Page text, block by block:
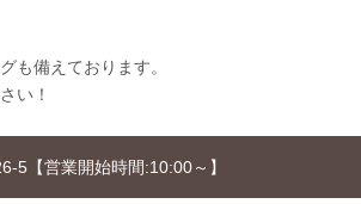
も備えております。
い！
5【営業開始時間:10:00～】